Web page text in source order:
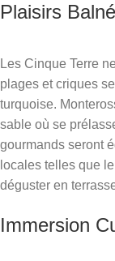
Plaisirs
Les Cinque Terre
plages et criques
turquoise.
sable où se
gourmands seront
locales telles que
déguster en
Immersion